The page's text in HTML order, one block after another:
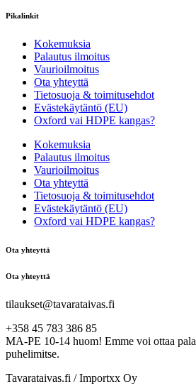
Pikalinkit
Kokemuksia
Palautus ilmoitus
Vaurioilmoitus
Ota yhteyttä
Tietosuoja & toimitusehdot
Evästekäytäntö (EU)
Oxford vai HDPE kangas?
Kokemuksia
Palautus ilmoitus
Vaurioilmoitus
Ota yhteyttä
Tietosuoja & toimitusehdot
Evästekäytäntö (EU)
Oxford vai HDPE kangas?
Ota yhteyttä
Ota yhteyttä
tilaukset@tavarataivas.fi
+358 45 783 386 85
MA-PE 10-14 huom! Emme voi ottaa
puhelimitse.
Tavarataivas.fi / Importxx Oy